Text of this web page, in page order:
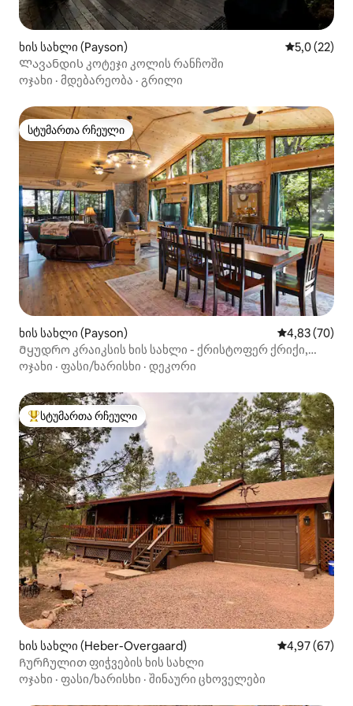
ხის სახლი (Payson) საშუალო
5,0 (22)
Ლავანდის კოტეჯი კოლის რანჩოში
ოჯახი · მდებარეობა · გრილი
სტუმართა რჩეული
სტუმართა რჩეული
ხის სახლი (Payson) საშუალო
4,83 (70)
Მყუდრო კრაიკსის ხის სახლი - ქრისტოფერ ქრიქი,
არიზონა
ოჯახი · ფასი/ხარისხი · დეკორი
სტუმართა რჩეული მოწინავე ვარიანტი
სტუმართა რჩეული
ხის სახლი (Heber-Overgaard) საშუალო
4,97 (67)
Ჩურჩულით ფიჭვების ხის სახლი
ოჯახი · ფასი/ხარისხი · შინაური ცხოველები